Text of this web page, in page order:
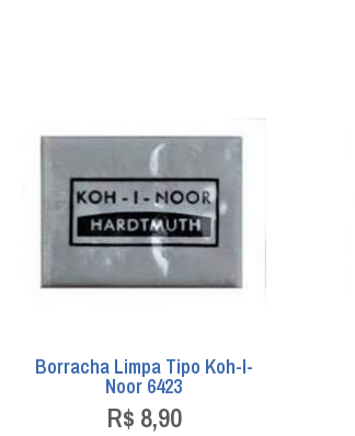
Borracha Limpa Tipo Koh-I-
Noor 6423
R$ 8,90